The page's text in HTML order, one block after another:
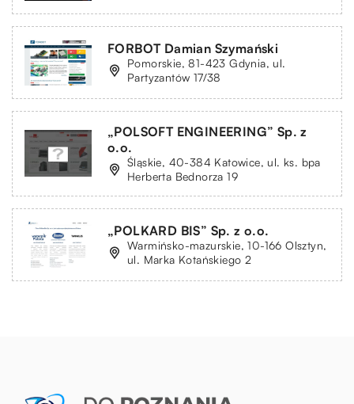
FORBOT Damian Szymański
Pomorskie, 81-423 Gdynia, ul.
Partyzantów 17/38
„POLSOFT ENGINEERING” Sp. z
o.o.
Śląskie, 40-384 Katowice, ul. ks. bpa
Herberta Bednorza 19
„POLKARD BIS” Sp. z o.o.
Warmińsko-mazurskie, 10-166 Olsztyn,
ul. Marka Kotańskiego 2